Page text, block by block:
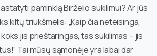
paminklą Birželio sukilimui? Ar jūs
kiltų triukšmelis: „Kaip čia neteisinga,
jis prieštaringas, tas sukilimas – jis
Tai mūsų sąmonėje yra labai dar